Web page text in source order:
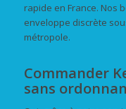
rapide en France. Nos
enveloppe discrète
métropole.
Commander
sans